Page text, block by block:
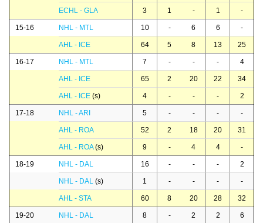
ECHL - GLA 3 1 - 1 -
15-16 NHL - MTL 10 - 6 6 -
AHL - ICE 64 5 8 13 25
16-17 NHL - MTL 7 - - - 4
AHL - ICE 65 2 20 22 34
AHL - ICE (s) 4 - - - 2
17-18 NHL - ARI 5 - - - -
AHL - ROA 52 2 18 20 31
AHL - ROA(s) 9 - 4 4 -
18-19 NHL - DAL 16 - - - 2
NHL - DAL (s) 1 - - - -
AHL - STA 60 8 20 28 32
19-20 NHL - DAL 8 - 2 2 6